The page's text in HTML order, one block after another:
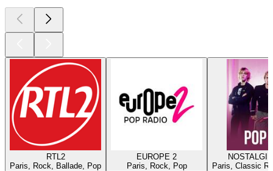
RTL2
Paris, Rock, Ballade, Pop
EUROPE 2
Paris, Rock, Pop
Paris, Classic